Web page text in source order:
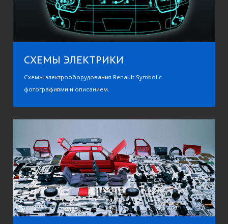
СХЕМЫ ЭЛЕКТРИКИ
Схемы электрооборудования Renault Symbol с
фотографиями и описанием.